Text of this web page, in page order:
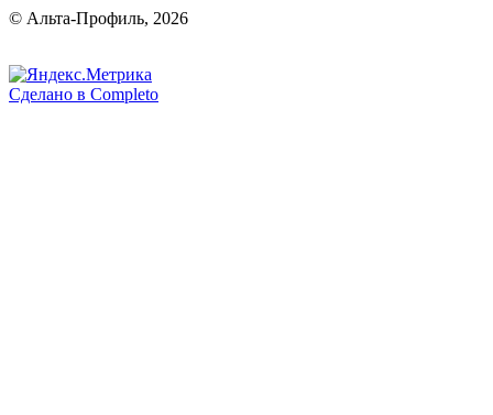
© Альта-Профиль, 2026
Сделано в Completo